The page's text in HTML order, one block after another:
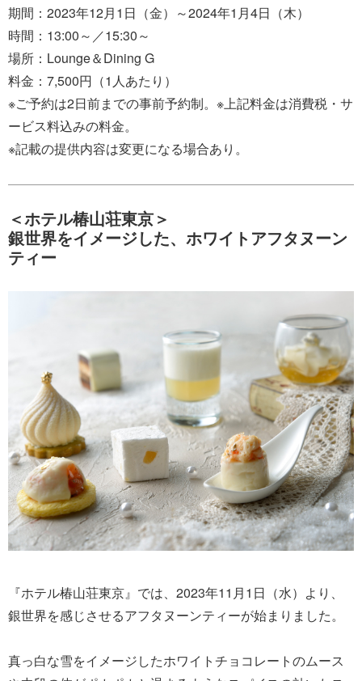
期間：2023年12月1日（金）～2024年1月4日（木）
時間：13:00～／15:30～
場所：Lounge＆Dining G
料金：7,500円（1人あたり）
※ご予約は2日前までの事前予約制。※上記料金は消費税・サ
ービス料込みの料金。
※記載の提供内容は変更になる場合あり。
＜ホテル椿山荘東京＞
銀世界をイメージした、ホワイトアフタヌーン
ティー
『ホテル椿山荘東京』では、2023年11月1日（水）より、
銀世界を感じさせるアフタヌーンティーが始まりました。
真っ白な雪をイメージしたホワイトチョコレートのムース